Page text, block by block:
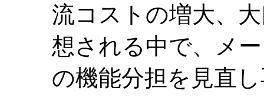
流コストの増大、
想される中で、メ
の機能分担を見直